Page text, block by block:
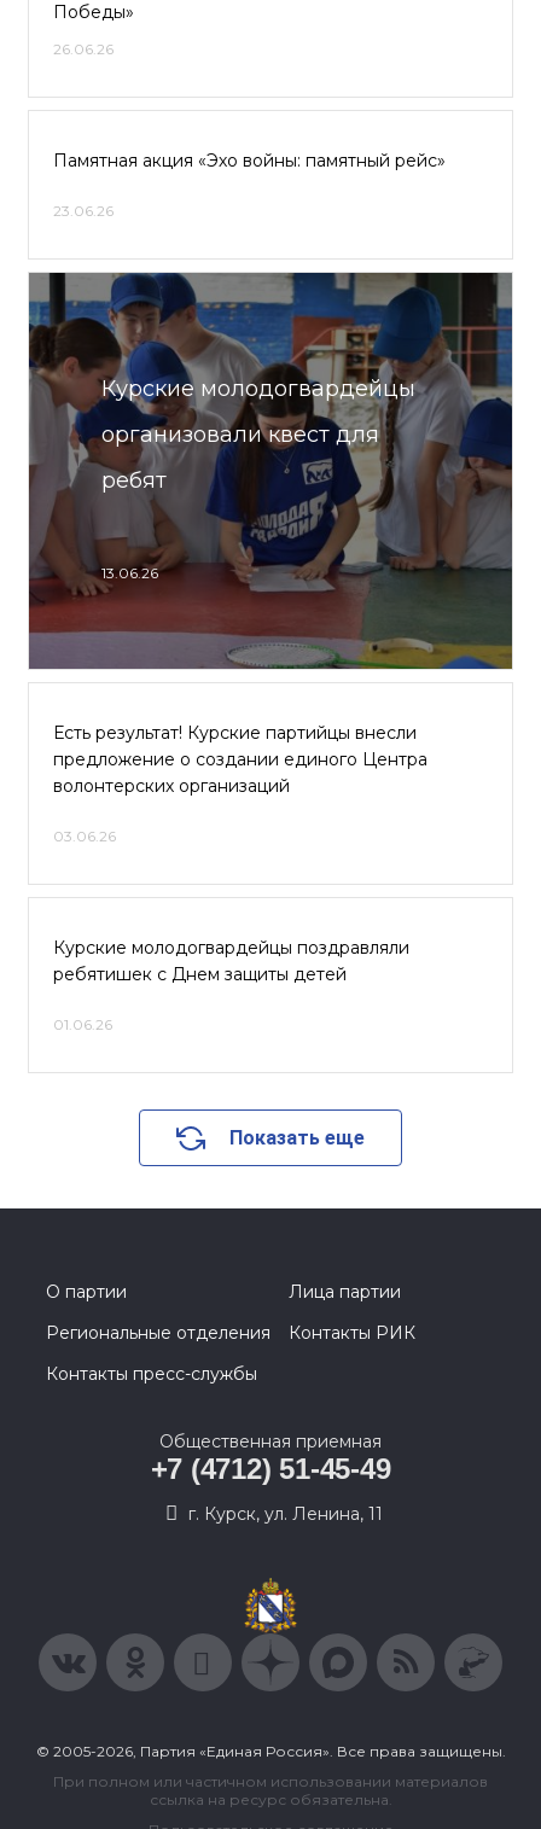
Победы»
26.06.26
Памятная акция «Эхо войны: памятный рейс»
23.06.26
Курские молодогвардейцы
организовали квест для
ребят
13.06.26
Есть результат! Курские партийцы внесли
предложение о создании единого Центра
волонтерских организаций
03.06.26
Курские молодогвардейцы поздравляли
ребятишек с Днем защиты детей
01.06.26
Показать еще
О партии
Лица партии
Региональные отделения
Контакты РИК
Контакты пресс-службы
Общественная приемная
+7 (4712) 51-45-49
г. Курск, ул. Ленина, 11
© 2005-2026, Партия «Единая Россия». Все права защищены.
При полном или частичном использовании материалов
ссылка на ресурс обязательна.